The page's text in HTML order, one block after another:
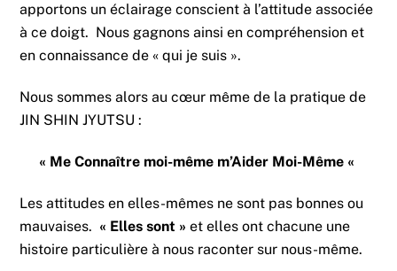
apportons un éclairage conscient à l’attitude associée
à ce doigt. Nous gagnons ainsi en compréhension et
en connaissance de « qui je suis ».
Nous sommes alors au cœur même de la pratique de
JIN SHIN JYUTSU :
« Me Connaître moi-même m’Aider Moi-Même «
Les attitudes en elles-mêmes ne sont pas bonnes ou
mauvaises. « Elles sont » et elles ont chacune une
histoire particulière à nous raconter sur nous-même.